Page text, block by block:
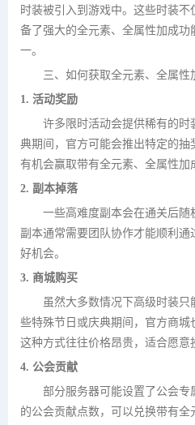
时装被引入到游戏中。这些时装
备了强大的全元素、全属性加成功
一。
三、如何获取全元素、全属性
1. 活动奖励
许多限时活动会提供稀有的时
典期间，官方可能会推出特定的
有机会赢取带有全元素、全属性加
2. 副本掉落
一些高难度副本会在通关后随
副本通常需要团队协作才能顺利
好机会。
3. 商城购买
虽然大多数情况下高级时装只
些特殊节日或庆典期间，官方商城
这种方式往往价格昂贵，适合愿意
4. 公会贡献
部分服务器可能设置了公会专
的公会贡献点数，可以兑换带有